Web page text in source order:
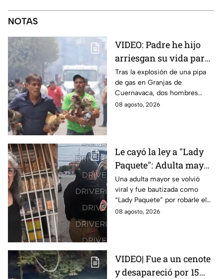
NOTAS
VIDEO: Padre he hijo
arriesgan su vida para
rescatar a sus perritos
tras la explosión de
pipa de gas en
Cuernavaca
Tras la explosión de una pipa
de gas en Granjas de
Cuernavaca, dos hombres
arriesgaron su vida para volver
08 agosto, 2026
Le cayó la ley a "Lady
Paquete": Adulta mayor
le roba celular a
repartidor y la policía
va por ella a su casa
Una adulta mayor se volvió
viral y fue bautizada como
“Lady Paquete” por robarle el
celular a un repartidor en
08 agosto, 2026
VIDEO| Fue a un cenote
y desapareció por 15